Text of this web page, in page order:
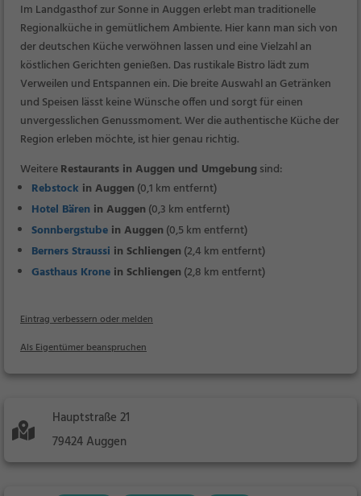
Im Landgasthof zur Sonne in Auggen erlebt man traditionelle
Regionalküche in gemütlichem Ambiente. Hier kann man sich von
der deutschen Küche verwöhnen lassen und eine Vielzahl an
köstlichen Gerichten genießen. Das rustikale Bistro lädt zum
Verweilen und Entspannen ein. Die breite Auswahl an Getränken
und Speisen lässt keine Wünsche offen und sorgt für einen
unvergesslichen Genussmoment. Wer die authentische Küche der
Region erleben möchte, ist hier genau richtig.
WeitereRestaurants in Auggen und Umgebungsind:
Rebstock in Auggen (0,1 km entfernt)
Hotel Bären in Auggen (0,3 km entfernt)
Sonnbergstube in Auggen (0,5 km entfernt)
Berners Straussi in Schliengen (2,4 km entfernt)
Gasthaus Krone in Schliengen (2,8 km entfernt)
Eintrag verbessern oder melden
Als Eigentümer beanspruchen
Hauptstraße 21
79424 Auggen